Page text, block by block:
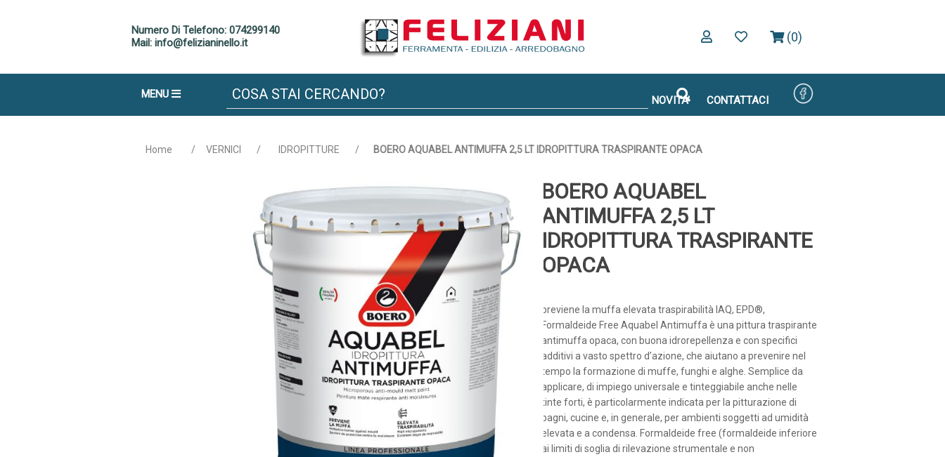
Numero Di Telefono: 074299140
Mail: info@felizianinello.it
(0)
MENU NOVITA' CONTATTACI
Home / VERNICI / IDROPITTURE / BOERO AQUABEL ANTIMUFFA 2,5 LT IDROPITTURA TRASPIRANTE OPACA
BOERO AQUABEL
ANTIMUFFA 2,5 LT
IDROPITTURA TRASPIRANTE
OPACA
previene la muffa elevata traspirabilità IAQ, EPD®,
Formaldeide Free Aquabel Antimuffa è una pittura traspirante
antimuffa opaca, con buona idrorepellenza e con specifici
additivi a vasto spettro d’azione, che aiutano a prevenire nel
tempo la formazione di muffe, funghi e alghe. Semplice da
applicare, di impiego universale e tinteggiabile anche nelle
tinte forti, è particolarmente indicata per la pitturazione di
bagni, cucine e, in generale, per ambienti soggetti ad umidità
elevata e a condensa. Formaldeide free (formaldeide inferiore
ai limiti di soglia di rilevazione strumentale e non